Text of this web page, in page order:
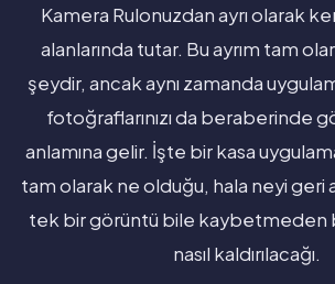
Kamera Rulonuzdan ayrı olarak
alanlarında tutar. Bu ayrım tam
şeydir, ancak aynı zamanda
fotoğraflarınızı da beraberinde
anlamına gelir. İşte bir kasa
tam olarak ne olduğu, hala neyi geri
tek bir görüntü bile kaybetmeden
nasıl kaldırılacağı.